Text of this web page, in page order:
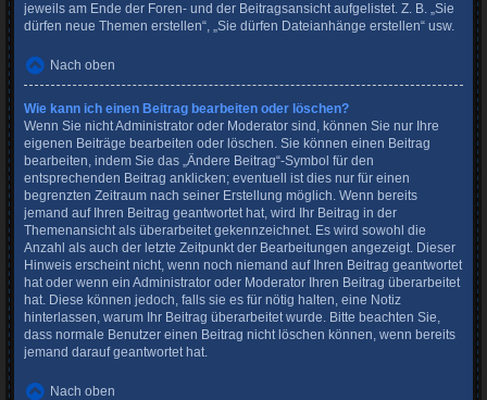
jeweils am Ende der Foren- und der Beitragsansicht aufgelistet. Z. B. „Sie
dürfen neue Themen erstellen“, „Sie dürfen Dateianhänge erstellen“ usw.
Nach oben
Wie kann ich einen Beitrag bearbeiten oder löschen?
Wenn Sie nicht Administrator oder Moderator sind, können Sie nur Ihre
eigenen Beiträge bearbeiten oder löschen. Sie können einen Beitrag
bearbeiten, indem Sie das „Ändere Beitrag“-Symbol für den
entsprechenden Beitrag anklicken; eventuell ist dies nur für einen
begrenzten Zeitraum nach seiner Erstellung möglich. Wenn bereits
jemand auf Ihren Beitrag geantwortet hat, wird Ihr Beitrag in der
Themenansicht als überarbeitet gekennzeichnet. Es wird sowohl die
Anzahl als auch der letzte Zeitpunkt der Bearbeitungen angezeigt. Dieser
Hinweis erscheint nicht, wenn noch niemand auf Ihren Beitrag geantwortet
hat oder wenn ein Administrator oder Moderator Ihren Beitrag überarbeitet
hat. Diese können jedoch, falls sie es für nötig halten, eine Notiz
hinterlassen, warum Ihr Beitrag überarbeitet wurde. Bitte beachten Sie,
dass normale Benutzer einen Beitrag nicht löschen können, wenn bereits
jemand darauf geantwortet hat.
Nach oben